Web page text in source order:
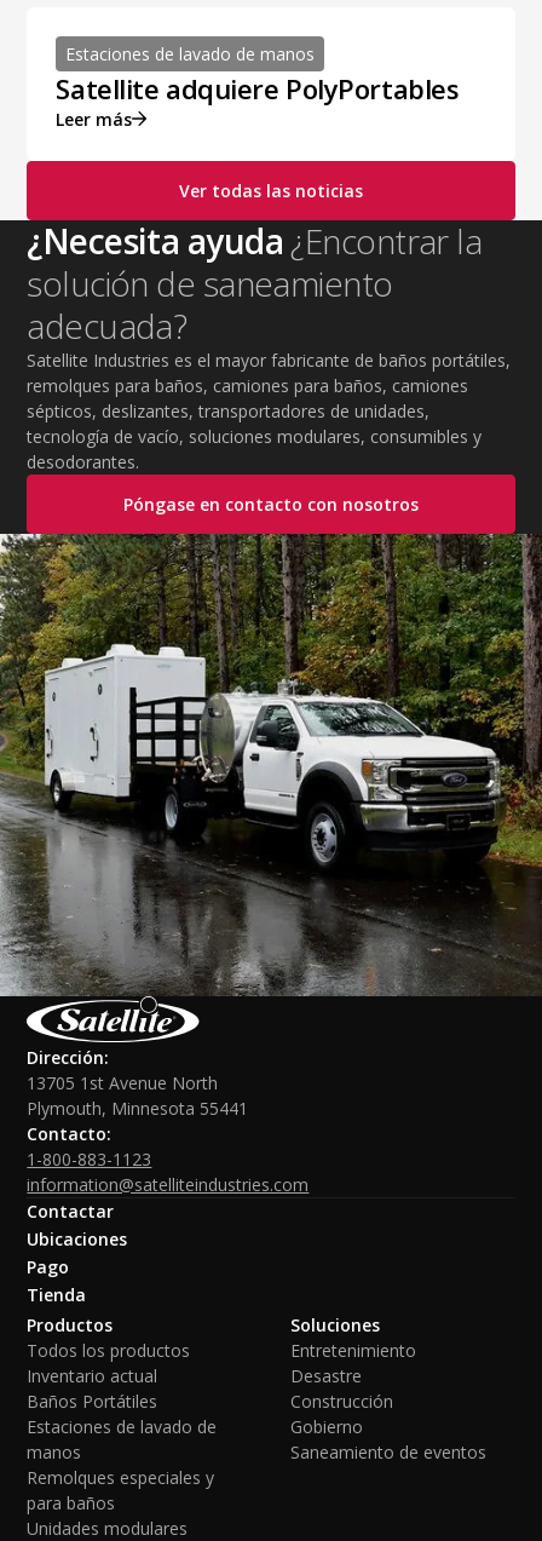
Estaciones de lavado de manos
Satellite adquiere PolyPortables
Leer más
Ver todas las noticias
¿Necesita ayuda¿Encontrar la
solución de saneamiento
adecuada?
Satellite Industries es el mayor fabricante de baños portátiles,
remolques para baños, camiones para baños, camiones
sépticos, deslizantes, transportadores de unidades,
tecnología de vacío, soluciones modulares, consumibles y
desodorantes.
Póngase en contacto con nosotros
Dirección:
13705 1st Avenue North
Plymouth, Minnesota 55441
Contacto:
1-800-883-1123
information@satelliteindustries.com
Contactar
Ubicaciones
Pago
Tienda
Productos
Todos los productos
Inventario actual
Baños Portátiles
Estaciones de lavado de
manos
Remolques especiales y
para baños
Unidades modulares
Soluciones
Entretenimiento
Desastre
Construcción
Gobierno
Saneamiento de eventos